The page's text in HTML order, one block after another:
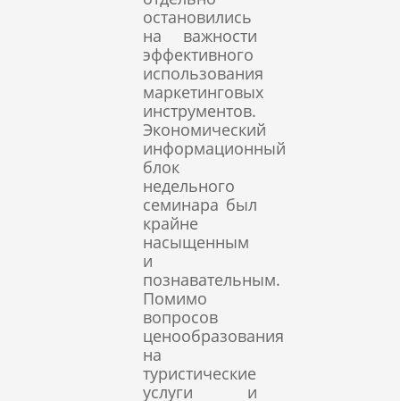
остановились
на важности
эффективного
использования
маркетинговых
инструментов.
Экономический
информационный
блок
недельного
семинара был
крайне
насыщенным
и
познавательным.
Помимо
вопросов
ценообразования
на
туристические
услуги и